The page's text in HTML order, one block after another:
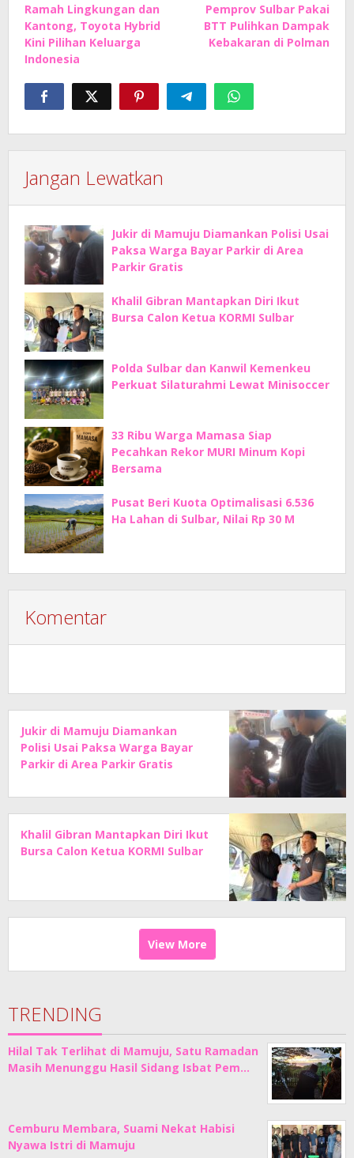
pos
Ramah Lingkungan dan
Kantong, Toyota Hybrid
Kini Pilihan Keluarga
Indonesia
Pemprov Sulbar Pakai
BTT Pulihkan Dampak
Kebakaran di Polman
Jangan Lewatkan
Jukir di Mamuju Diamankan Polisi Usai
Paksa Warga Bayar Parkir di Area
Parkir Gratis
Khalil Gibran Mantapkan Diri Ikut
Bursa Calon Ketua KORMI Sulbar
Polda Sulbar dan Kanwil Kemenkeu
Perkuat Silaturahmi Lewat Minisoccer
33 Ribu Warga Mamasa Siap
Pecahkan Rekor MURI Minum Kopi
Bersama
Pusat Beri Kuota Optimalisasi 6.536
Ha Lahan di Sulbar, Nilai Rp 30 M
Komentar
Jukir di Mamuju Diamankan
Polisi Usai Paksa Warga Bayar
Parkir di Area Parkir Gratis
Khalil Gibran Mantapkan Diri Ikut
Bursa Calon Ketua KORMI Sulbar
View More
TRENDING
Hilal Tak Terlihat di Mamuju, Satu Ramadan
Masih Menunggu Hasil Sidang Isbat Pem…
Cemburu Membara, Suami Nekat Habisi
Nyawa Istri di Mamuju